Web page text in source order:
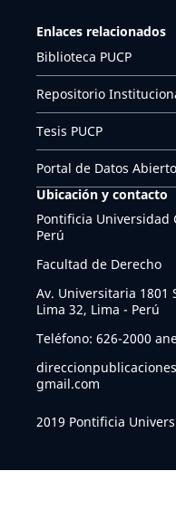
Enlaces relacionados
Biblioteca PUCP
Repositorio
Tesis PUCP
Portal de Datos
Ubicación y contacto
Pontificia Universidad
Perú
Facultad de Derecho
Av. Universitaria 1801
Lima 32, Lima - Perú
Teléfono: 626-2000
gmail.com
2019 Pontificia